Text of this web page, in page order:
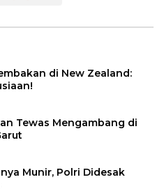
di New Zealand:
Tewas Mengambang di
Munir, Polri Didesak